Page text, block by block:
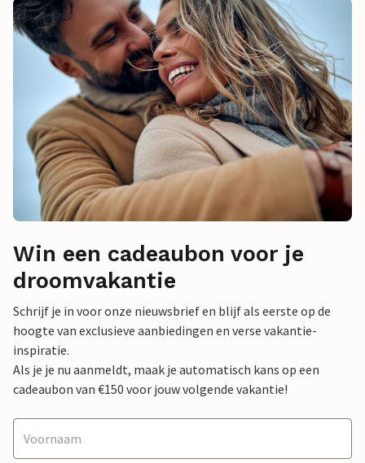
Win een cadeaubon voor je
droomvakantie
Schrijf je in voor onze nieuwsbrief en blijf als eerste op de
hoogte van exclusieve aanbiedingen en verse vakantie-
inspiratie.
Als je je nu aanmeldt, maak je automatisch kans op een
cadeaubon van €150 voor jouw volgende vakantie!